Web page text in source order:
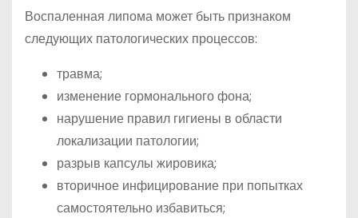
Воспаленная липома может быть признаком
следующих патологических процессов:
травма;
изменение гормонального фона;
нарушение правил гигиены в области
локализации патологии;
разрыв капсулы жировика;
вторичное инфицирование при попытках
самостоятельно избавиться;